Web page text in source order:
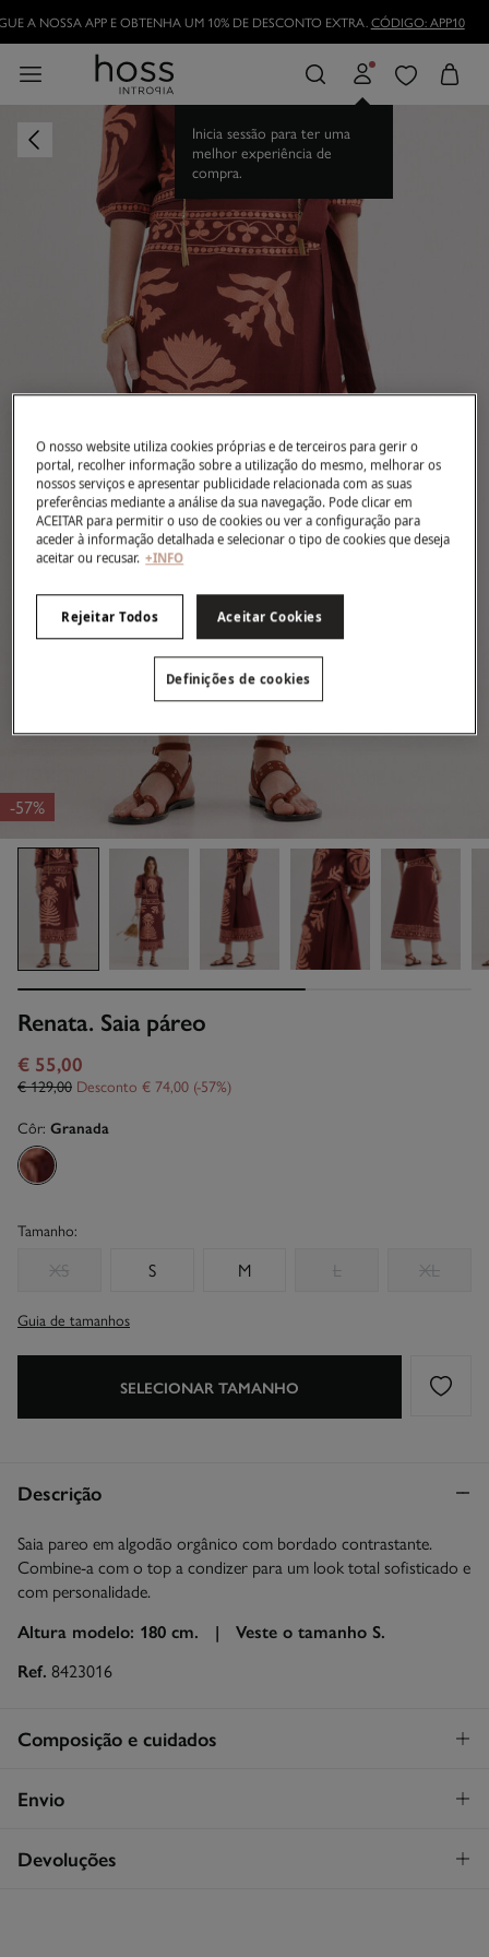
A NOSSA APP E OBTENHA UM 10% DE DESCONTO EXTRA.CÓDIGO: APP10
Inicia sessão para ter uma
melhor experiência de
compra.
-57%
Renata. Saia páreo
€ 55,00
€ 129,00 Desconto € 74,00 57
Côr: Granada
Tamanho:
XS S M L XL
Guia de tamanhos
SELECIONAR TAMANHO
Descrição
Saia pareo em algodão orgânico com bordado contrastante.
Combine-a com o top a condizer para um look total sofisticado e
com personalidade.
Altura modelo: 180 cm. | Veste o tamanho S.
Ref. 8423016
Composição e cuidados
Composição
Cuidados
Envio
STANDARD
Devoluções
O nosso website utiliza cookies próprias e de terceiros para gerir o
portal, recolher informação sobre a utilização do mesmo, melhorar os
nossos serviços e apresentar publicidade relacionada com as suas
preferências mediante a análise da sua navegação. Pode clicar em
ACEITAR para permitir o uso de cookies ou ver a configuração para
aceder à informação detalhada e selecionar o tipo de cookies que deseja
aceitar ou recusar. +INFO
Rejeitar Todos Aceitar Cookies
Definições de cookies